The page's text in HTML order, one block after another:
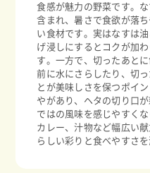
食感が魅力の野菜です。
含まれ、暑さで食欲が落
い食材です。実はなすは
げ浸しにするとコクが加
す。一方で、切ったあと
前に水にさらしたり、切
とが美味しさを保つポイ
やがあり、ヘタの切り口
ではの風味を感じやすく
カレー、汁物など幅広い
らしい彩りと食べやすさ